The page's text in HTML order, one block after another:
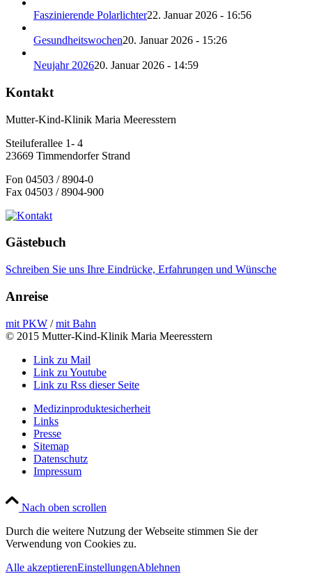
Faszinierende Polarlichter22. Januar 2026 - 16:56
Gesundheitswochen20. Januar 2026 - 15:26
Neujahr 202620. Januar 2026 - 14:59
Kontakt
Mutter-Kind-Klinik Maria Meeresstern
Steiluferallee 1- 4
23669 Timmendorfer Strand
Fon 04503 / 8904-0
Fax 04503 / 8904-900
Gästebuch
Schreiben Sie uns Ihre Eindrücke, Erfahrungen und Wünsche
Anreise
mit PKW /mit Bahn
© 2015 Mutter-Kind-Klinik Maria Meeresstern
Link zu Mail
Link zu Youtube
Link zu Rss dieser Seite
Medizinproduktesicherheit
Links
Presse
Sitemap
Datenschutz
Impressum
Nach oben scrollen
Durch die weitere Nutzung der Webseite stimmen Sie der
Verwendung von Cookies zu.
Alle akzeptierenEinstellungenAblehnen